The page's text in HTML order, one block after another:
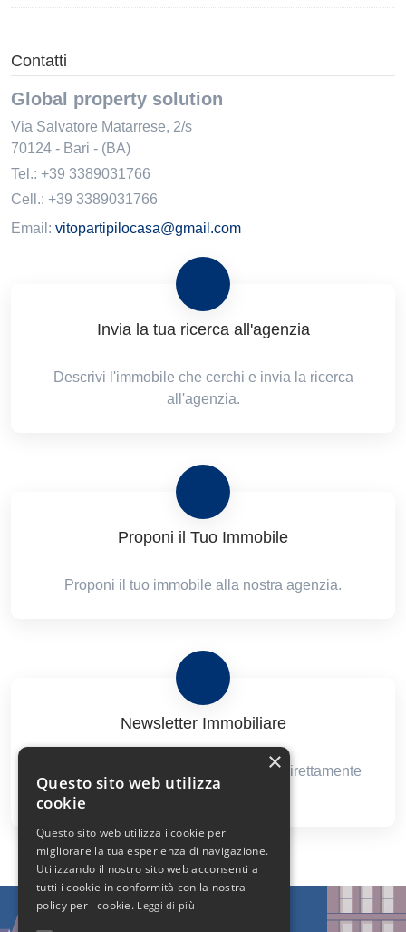
Contatti
Global property solution
Via Salvatore Matarrese, 2/s
70124 - Bari - (BA)
Tel.: +39 3389031766
Cell.: +39 3389031766
Email: vitopartipilocasa@gmail.com
Invia la tua ricerca all'agenzia
Descrivi l'immobile che cerchi e invia la ricerca
all'agenzia.
Proponi il Tuo Immobile
Proponi il tuo immobile alla nostra agenzia.
Newsletter Immobiliare
Ricevi le nostre proposte immobiliari direttamente
nella tua email!
×
Questo sito web utilizza
cookie
Questo sito web utilizza i cookie per
migliorare la tua esperienza di navigazione.
Utilizzando il nostro sito web acconsenti a
tutti i cookie in conformità con la nostra
policy per i cookie. Leggi di più